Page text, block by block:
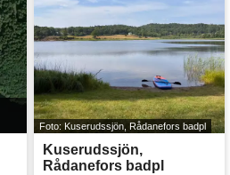
Foto: Kuserudssjön, Rådanefors badpl
Kuserudssjön,
Rådanefors badpl